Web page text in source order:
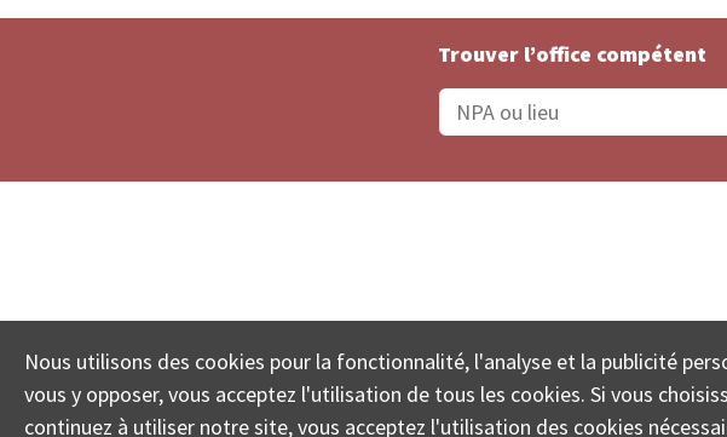
Trouver l’office compétent
Nous utilisons des cookies pour la fonctionnalité, l'analyse et la publicité
vous y opposer, vous acceptez l'utilisation de tous les cookies. Si vous
continuez à utiliser notre site, vous acceptez l'utilisation des cookies
© COLLECTA SA